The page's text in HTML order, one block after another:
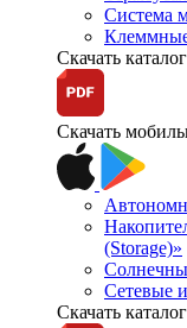
Система
Скачать каталог
Скачать
(Storage)»
Сетевые
Скачать каталог